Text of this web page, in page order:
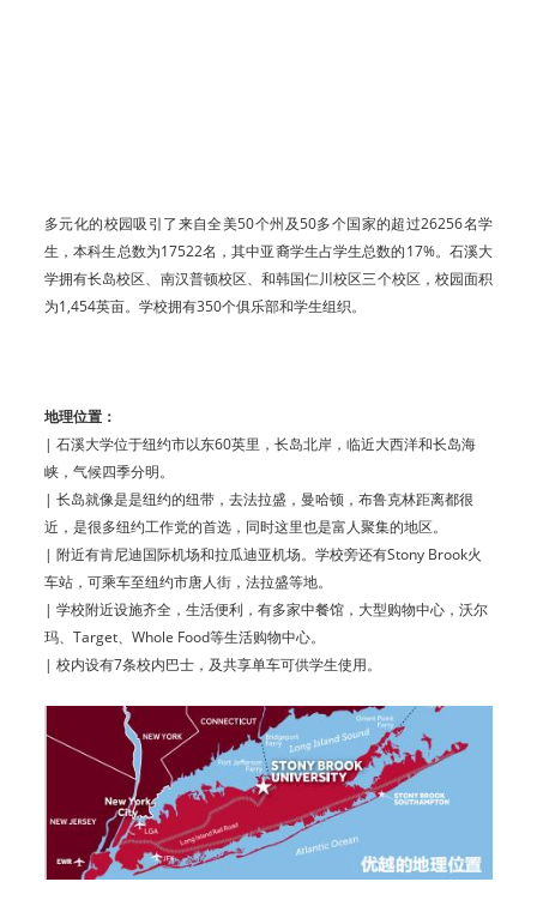
多元化的校园吸引了来自全美50个州及50多个国家的超过26256名学
生，本科生总数为17522名，其中亚裔学生占学生总数的17%。 石溪大
学拥有长岛校区、南汉普顿校区、和韩国仁川校区三个校区，校园面积
为1,454英亩。 学校拥有350个俱乐部和学生组织。
地理位置：
| 石溪大学位于纽约市以东60英里，长岛北岸，临近大西洋和长岛海
峡，气候四季分明。
| 长岛就像是是纽约的纽带，去法拉盛，曼哈顿，布鲁克林距离都很
近，是很多纽约工作党的首选，同时这里也是富人聚集的地区。
| 附近有肯尼迪国际机场和拉瓜迪亚机场。学校旁还有Stony Brook火
车站，可乘车至纽约市唐人街，法拉盛等地。
| 学校附近设施齐全，生活便利，有多家中餐馆，大型购物中心，沃尔
玛、Target、Whole Food等生活购物中心。
| 校内设有7条校内巴士，及共享单车可供学生使用。